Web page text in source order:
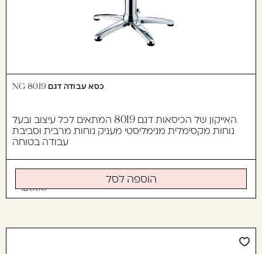
כסא עבודה דגם 8019 NG
האייקון של הכיסאות דגם 8019 המתאים לכל עיצוב ובעל
נוחות מקסימלית מנימליסטי מעניק נוחות מרבית וסביבת
עבודה בטוחה
999
הוספה לסל